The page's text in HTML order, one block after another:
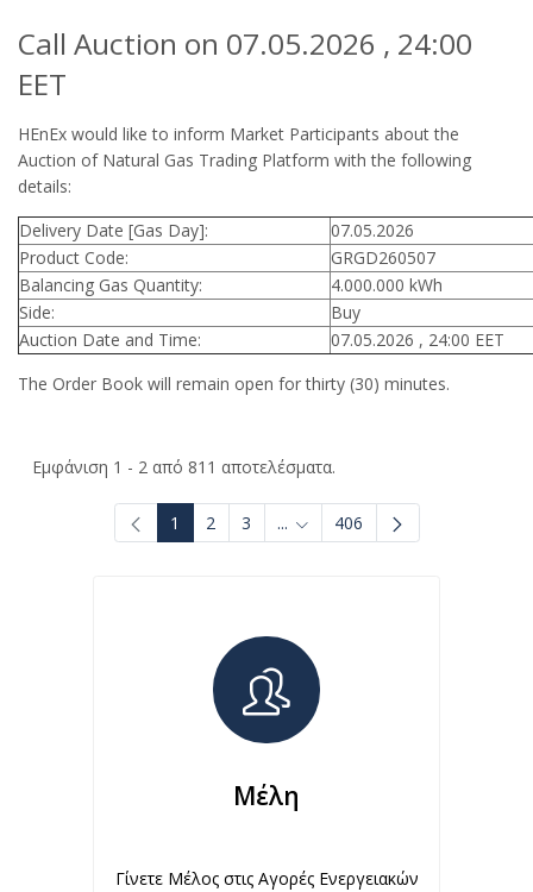
Call Auction on 07.05.2026 , 24:00
EET
HEnEx would like to inform Market Participants about the
Auction of Natural Gas Trading Platform with the following
details:
Delivery Date [Gas Day]:
07.05.2026
Product Code:
GRGD260507
Balancing Gas Quantity:
4.000.000 kWh
Side:
Buy
Auction Date and Time:
07.05.2026 , 24:00 EET
The Order Book will remain open for thirty (30) minutes.
Εμφάνιση 1 - 2 από 811 αποτελέσματα.
1 2 3 ... Ενδιάμεσες σελίδες Use TAB
406
Μέλη
Γίνετε Μέλος στις Αγορές Ενεργειακών